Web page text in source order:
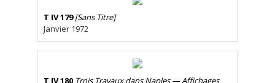
T IV 179 [Sans Titre]
Janvier 1972
T IV 180 Trois Travaux dans Naples — Affichages